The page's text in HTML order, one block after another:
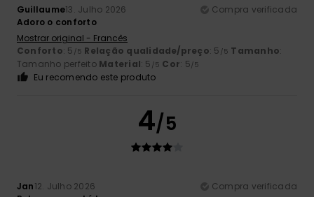
Guillaume13. Julho 2026
Compra verificada
Adoro o conforto
Mostrar original - Francês
Conforto: 5 /5 Relação qualidade/preço: 5 /5 Tamanho:
Tamanho perfeito Material: 5 /5 Cor: 5/5
Eu recomendo este produto
4/5
Jan12. Julho 2026
Compra verificada